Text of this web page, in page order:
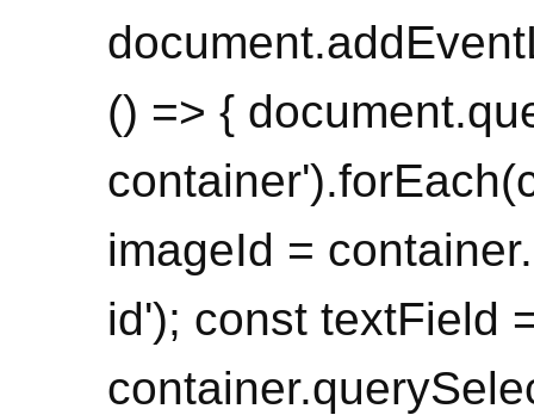
() => {
imageId =
id'); const textField